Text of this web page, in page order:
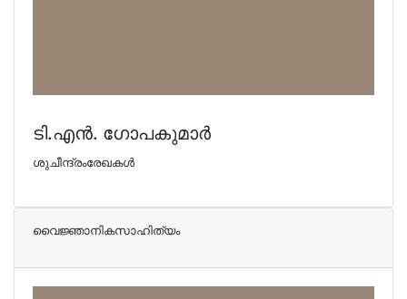
ടി.എന്‍. ഗോപകുമാര്‍
ശുചീന്ദ്രംരേഖകള്‍
വൈജ്ഞാനികസാഹിത്യം